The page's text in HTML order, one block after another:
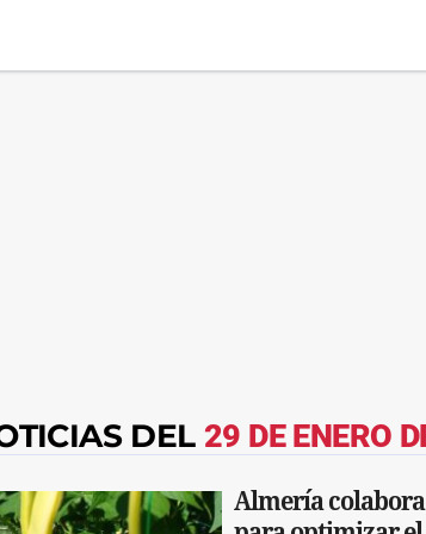
DEL 29 DE ENERO
Almería